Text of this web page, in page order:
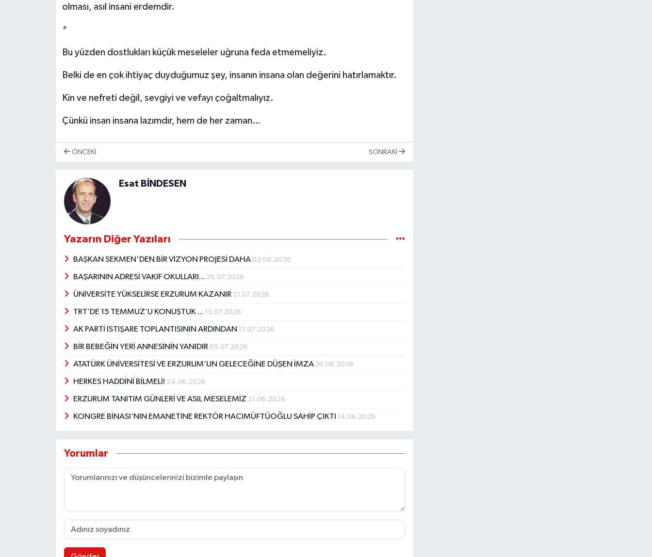
olması, asıl insani erdemdir.
*
Bu yüzden dostlukları küçük meseleler uğruna feda etmemeliyiz.
Belki de en çok ihtiyaç duyduğumuz şey, insanın insana olan değerini hatırlamaktır.
Kin ve nefreti değil, sevgiyi ve vefayı çoğaltmalıyız.
Çünkü insan insana lazımdır, hem de her zaman…
ÖNCEKI SONRAKI
Esat BİNDESEN
Yazarın Diğer Yazıları
BAŞKAN SEKMEN'DEN BİR VİZYON PROJESİ DAHA 02.08.2026
BAŞARININ ADRESİ VAKIF OKULLARI... 26.07.2026
ÜNİVERSİTE YÜKSELİRSE ERZURUM KAZANIR 21.07.2026
TRT’DE 15 TEMMUZ’U KONUŞTUK ... 15.07.2026
AK PARTİ İSTİŞARE TOPLANTISININ ARDINDAN 13.07.2026
BİR BEBEĞİN YERİ ANNESİNİN YANIDIR 05.07.2026
ATATÜRK ÜNİVERSİTESİ VE ERZURUM’UN GELECEĞİNE DÜŞEN İMZA 30.06.2026
HERKES HADDİNİ BİLMELİ! 24.06.2026
ERZURUM TANITIM GÜNLERİ VE ASIL MESELEMİZ 21.06.2026
KONGRE BİNASI’NIN EMANETİNE REKTÖR HACIMÜFTÜOĞLU SAHİP ÇIKTI 14.06.2026
Yorumlar